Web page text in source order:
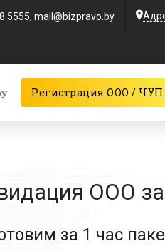
5555; mail@bizpravo.by
Регистрация ООО /
ООО
за 1 час